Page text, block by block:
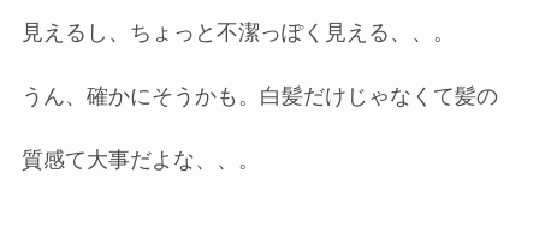
見えるし、ちょっと不潔っぽく見える、、。
うん、確かにそうかも。白髪だけじゃなくて髪の
質感て大事だよな、、。